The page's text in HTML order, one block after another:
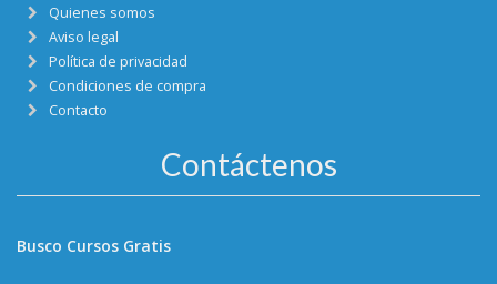
Quienes somos
Aviso legal
Política de privacidad
Condiciones de compra
Contacto
Contáctenos
Busco Cursos Gratis